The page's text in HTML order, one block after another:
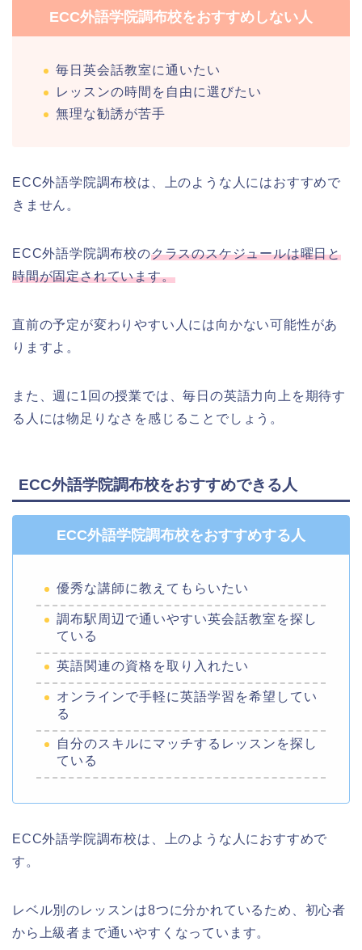
ECC外語学院調布校をおすすめしない人
毎日英会話教室に通いたい
レッスンの時間を自由に選びたい
無理な勧誘が苦手
ECC外語学院調布校は、上のような人にはおすすめで
きません。
ECC外語学院調布校のクラスのスケジュールは曜日と
時間が固定されています。
直前の予定が変わりやすい人には向かない可能性があ
りますよ。
また、週に1回の授業では、毎日の英語力向上を期待す
る人には物足りなさを感じることでしょう。
ECC外語学院調布校をおすすめできる人
ECC外語学院調布校をおすすめする人
優秀な講師に教えてもらいたい
調布駅周辺で通いやすい英会話教室を探し
ている
英語関連の資格を取り入れたい
オンラインで手軽に英語学習を希望してい
る
自分のスキルにマッチするレッスンを探し
ている
ECC外語学院調布校は、上のような人におすすめで
す。
レベル別のレッスンは8つに分かれているため、初心者
から上級者まで通いやすくなっています。